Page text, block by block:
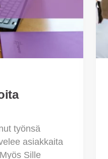
työnsä
asiakkaita
Sille